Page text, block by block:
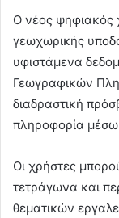
Ο νέος ψηφιακός
γεωχωρικής
υφιστάμενα
Γεωγραφικών
διαδραστική
πληροφορία μέσω
Οι χρήστες
τετράγωνα και
θεματικών